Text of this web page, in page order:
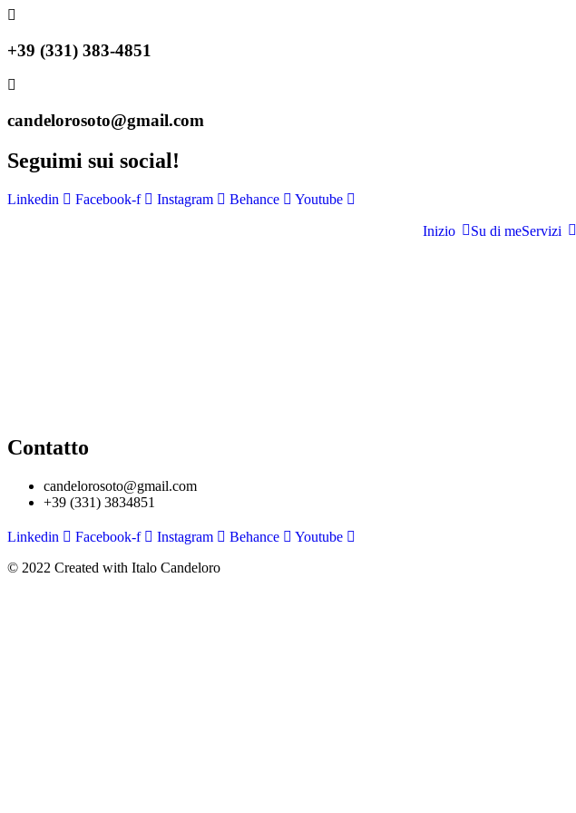
+39 (331) 383-4851
candelorosoto@gmail.com
Seguimi sui social!
Linkedin Facebook-f Instagram Behance Youtube
Inizio Su di meServizi
Contatto
candelorosoto@gmail.com
+39 (331) 3834851
Linkedin Facebook-f Instagram Behance
Youtube
© 2022 Created with Italo Candeloro